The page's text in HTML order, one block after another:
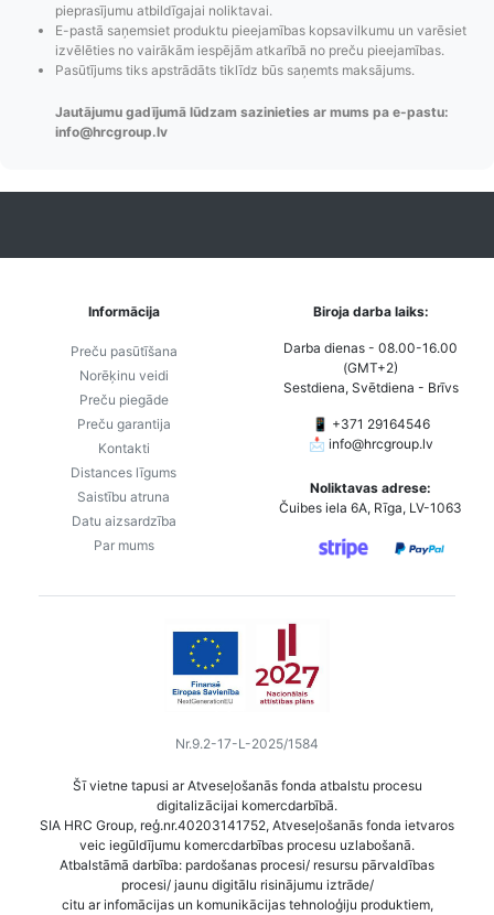
Pasūtījumu statusa
maiņas
Izsekošana,
Pasūtījumu re-
Visi pieejamie
piegādes veidi un
lietotāja konta
PayPal
pieprasījumu atbildīgajai noliktavai.
E-pastā saņemsiet produktu pieejamības kopsavilkumu un varēsiet
izvēlēties no vairākām iespējām atkarībā no preču pieejamības.
Pasūtījums tiks apstrādāts tiklīdz būs saņemts maksājums.
Jautājumu gadījumā lūdzam sazinieties ar mums pa e-pastu:
info@hrcgroup.lv
Informācija
Preču pasūtīšana
Norēķinu veidi
Preču piegāde
Preču garantija
Kontakti
Distances līgums
Saistību atruna
Datu aizsardzība
Par mums
Biroja darba laiks:
Darba dienas - 08.00-16.00
(GMT+2)
Sestdiena, Svētdiena - Brīvs
📱 +371 29164546
📩 info@hrcgroup.lv
Noliktavas adrese:
Čuibes iela 6A, Rīga, LV-1063
Nr.9.2-17-L-2025/1584
Šī vietne tapusi ar Atveseļošanās fonda atbalstu procesu
digitalizācijai komercdarbībā.
SIA HRC Group, reģ.nr.40203141752, Atveseļošanās fonda ietvaros
veic iegūldījumu komercdarbības procesu uzlabošanā.
Atbalstāmā darbība: pardošanas procesi/ resursu pārvaldības
procesi/ jaunu digitālu risinājumu iztrāde/
citu ar infomācijas un komunikācijas tehnoloģiju produktiem,